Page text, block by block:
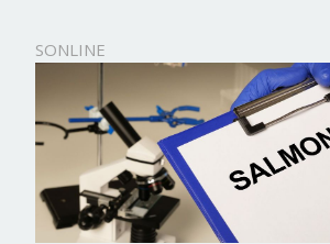
SONLINE
Mégse Bejelentkezés